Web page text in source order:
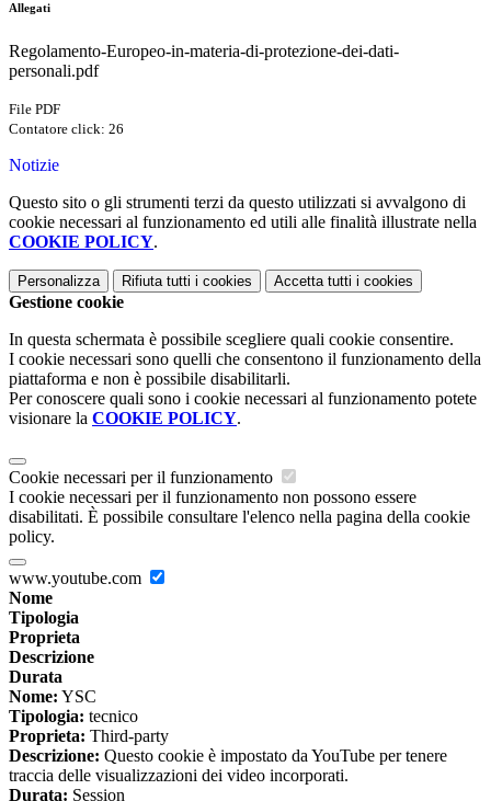
Allegati
Regolamento-Europeo-in-materia-di-protezione-dei-dati-
personali.pdf
File PDF
Contatore click: 26
Notizie
Questo sito o gli strumenti terzi da questo utilizzati si avvalgono di
cookie necessari al funzionamento ed utili alle finalità illustrate nella
COOKIE POLICY.
Personalizza Rifiuta tutti i cookies Accetta tutti i cookies
Gestione cookie
In questa schermata è possibile scegliere quali cookie consentire.
I cookie necessari sono quelli che consentono il funzionamento della
piattaforma e non è possibile disabilitarli.
Per conoscere quali sono i cookie necessari al funzionamento potete
visionare la COOKIE POLICY.
Cookie necessari per il funzionamento
I cookie necessari per il funzionamento non possono essere
disabilitati. È possibile consultare l'elenco nella pagina della cookie
policy.
www.youtube.com
Nome
Tipologia
Proprieta
Descrizione
Durata
Nome: YSC
Tipologia: tecnico
Proprieta: Third-party
Descrizione: Questo cookie è impostato da YouTube per tenere
traccia delle visualizzazioni dei video incorporati.
Durata: Session